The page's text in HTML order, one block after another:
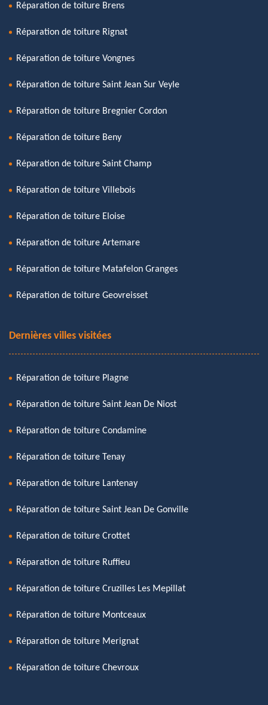
Réparation de toiture Brens
Réparation de toiture Rignat
Réparation de toiture Vongnes
Réparation de toiture Saint Jean Sur Veyle
Réparation de toiture Bregnier Cordon
Réparation de toiture Beny
Réparation de toiture Saint Champ
Réparation de toiture Villebois
Réparation de toiture Eloise
Réparation de toiture Artemare
Réparation de toiture Matafelon Granges
Réparation de toiture Geovreisset
Dernières villes visitées
Réparation de toiture Plagne
Réparation de toiture Saint Jean De Niost
Réparation de toiture Condamine
Réparation de toiture Tenay
Réparation de toiture Lantenay
Réparation de toiture Saint Jean De Gonville
Réparation de toiture Crottet
Réparation de toiture Ruffieu
Réparation de toiture Cruzilles Les Mepillat
Réparation de toiture Montceaux
Réparation de toiture Merignat
Réparation de toiture Chevroux